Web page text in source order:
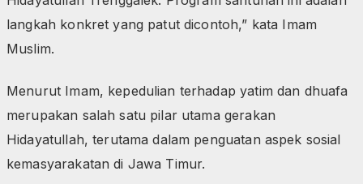
langkah konkret yang patut dicontoh,” kata Imam
Muslim.
Menurut Imam, kepedulian terhadap yatim dan dhuafa
merupakan salah satu pilar utama gerakan
Hidayatullah, terutama dalam penguatan aspek sosial
kemasyarakatan di Jawa Timur.